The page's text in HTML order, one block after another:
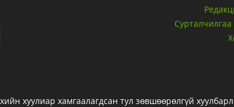
хуулиар хамгаалагдсан тул зөвшөөрөлгүй